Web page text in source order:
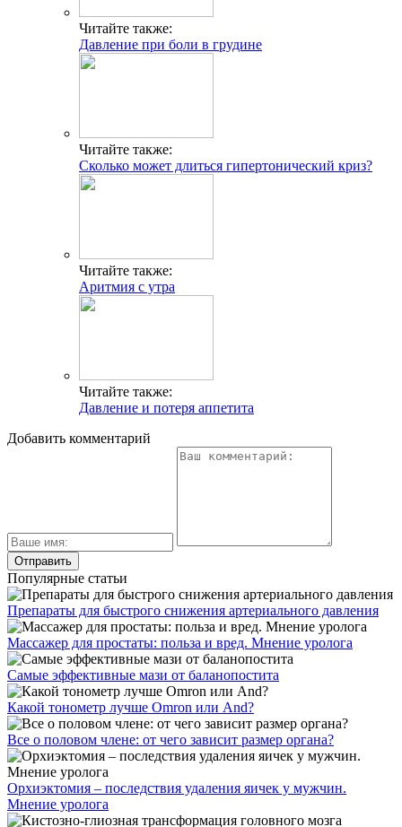
Читайте также:
Давление при боли в грудине
Читайте также:
Сколько может длиться гипертонический криз?
Читайте также:
Аритмия с утра
Читайте также:
Давление и потеря аппетита
Добавить комментарий
Популярные статьи
Препараты для быстрого снижения артериального давления
Массажер для простаты: польза и вред. Мнение уролога
Самые эффективные мази от баланопостита
Какой тонометр лучше Omron или And?
Все о половом члене: от чего зависит размер органа?
Орхиэктомия – последствия удаления яичек у мужчин.
Мнение уролога